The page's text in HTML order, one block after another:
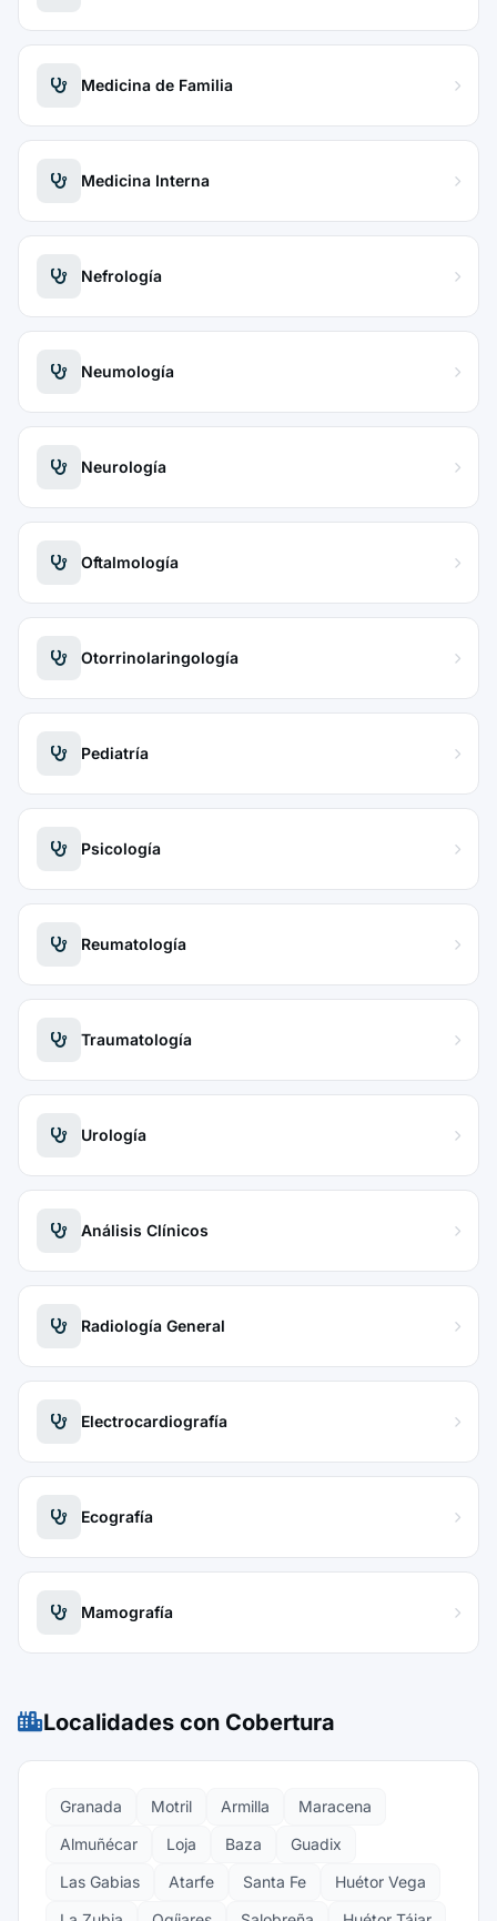
Medicina de Familia
Medicina Interna
Nefrología
Neumología
Neurología
Oftalmología
Otorrinolaringología
Pediatría
Psicología
Reumatología
Traumatología
Urología
Análisis Clínicos
Radiología General
Electrocardiografía
Ecografía
Mamografía
Localidades con Cobertura
Granada Motril Armilla
Maracena
Almuñécar
Loja Baza
Guadix
Las Gabias
Atarfe Santa Fe
Huétor Vega